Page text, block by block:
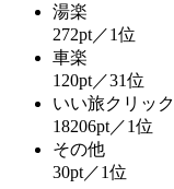
湯楽
272pt／1位
車楽
120pt／31位
いい旅クリック
18206pt／1位
その他
30pt／1位